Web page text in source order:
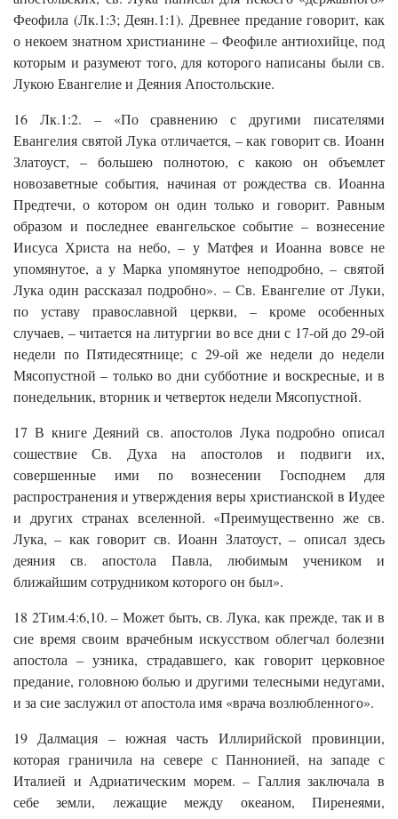
Феофила (Лк.1:3; Деян.1:1). Древнее предание говорит, как
о некоем знатном христианине – Феофиле антиохийце, под
которым и разумеют того, для которого написаны были св.
Лукою Евангелие и Деяния Апостольские.
16 Лк.1:2. – «По сравнению с другими писателями
Евангелия святой Лука отличается, – как говорит св. Иоанн
Златоуст, – большею полнотою, с какою он объемлет
новозаветные события, начиная от рождества св. Иоанна
Предтечи, о котором он один только и говорит. Равным
образом и последнее евангельское событие – вознесение
Иисуса Христа на небо, – у Матфея и Иоанна вовсе не
упомянутое, а у Марка упомянутое неподробно, – святой
Лука один рассказал подробно». – Св. Евангелие от Луки,
по уставу православной церкви, – кроме особенных
случаев, – читается на литургии во все дни с 17-ой до 29-ой
недели по Пятидесятнице; с 29-ой же недели до недели
Мясопустной – только во дни субботние и воскресные, и в
понедельник, вторник и четверток недели Мясопустной.
17 В книге Деяний св. апостолов Лука подробно описал
сошествие Св. Духа на апостолов и подвиги их,
совершенные ими по вознесении Господнем для
распространения и утверждения веры христианской в Иудее
и других странах вселенной. «Преимущественно же св.
Лука, – как говорит св. Иоанн Златоуст, – описал здесь
деяния св. апостола Павла, любимым учеником и
ближайшим сотрудником которого он был».
18 2Тим.4:6,10. – Может быть, св. Лука, как прежде, так и в
сие время своим врачебным искусством облегчал болезни
апостола – узника, страдавшего, как говорит церковное
предание, головною болью и другими телесными недугами,
и за сие заслужил от апостола имя «врача возлюбленного».
19 Далмация – южная часть Иллирийской провинции,
которая граничила на севере с Паннонией, на западе с
Италией и Адриатическим морем. – Галлия заключала в
себе земли, лежащие между океаном, Пиренеями,